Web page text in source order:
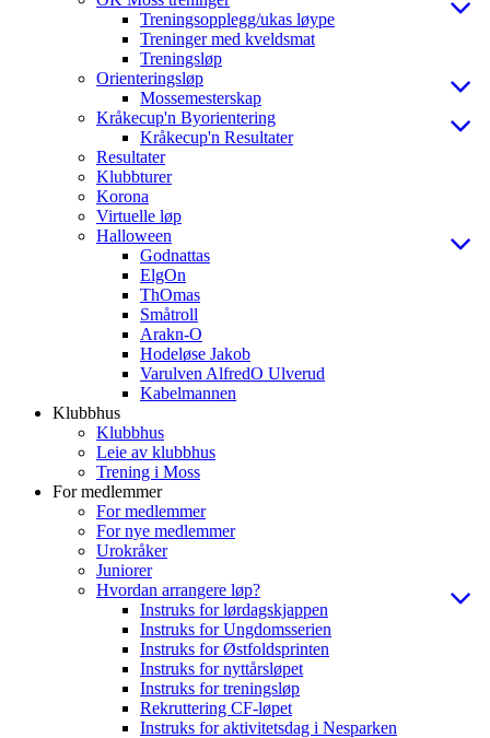
Treningsopplegg/ukas løype
Treninger med kveldsmat
Treningsløp
Orienteringsløp
Mossemesterskap
Kråkecup'n Byorientering
Kråkecup'n Resultater
Resultater
Klubbturer
Korona
Virtuelle løp
Halloween
Godnattas
ElgOn
ThOmas
Småtroll
Arakn-O
Hodeløse Jakob
Varulven AlfredO Ulverud
Kabelmannen
Klubbhus
Klubbhus
Leie av klubbhus
Trening i Moss
For medlemmer
For medlemmer
For nye medlemmer
Urokråker
Juniorer
Hvordan arrangere løp?
Instruks for lørdagskjappen
Instruks for Ungdomsserien
Instruks for Østfoldsprinten
Instruks for nyttårsløpet
Instruks for treningsløp
Rekruttering CF-løpet
Instruks for aktivitetsdag i Nesparken